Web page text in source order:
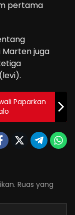
pertama
Marten juga
Paparkan
Ruas yang